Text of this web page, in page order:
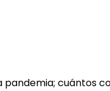
cuántos